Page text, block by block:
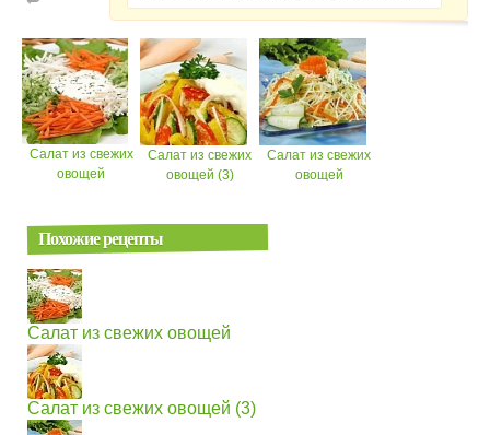
Салат из свежих
овощей
Салат из свежих
овощей (3)
Салат из свежих
овощей
Похожие рецепты
Салат из свежих овощей
Салат из свежих овощей (3)